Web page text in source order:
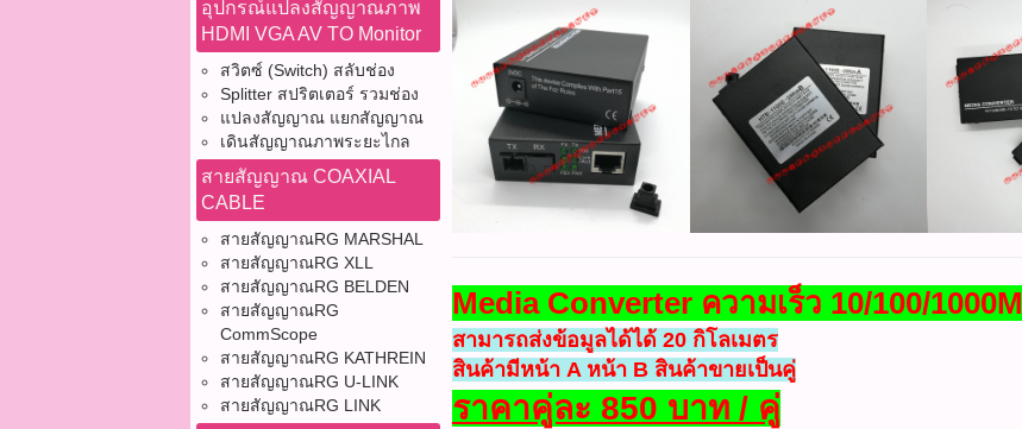
อุปกรณ์แปลงสัญญาณภาพ
HDMI VGA AV TO Monitor
สวิตซ์ (Switch) สลับช่อง
Splitter สปริตเตอร์ รวมช่อง
แปลงสัญญาณ แยกสัญญาณ
เดินสัญญาณภาพระยะไกล
สายสัญญาณ COAXIAL
CABLE
สายสัญญาณRG MARSHAL
สายสัญญาณRG XLL
สายสัญญาณRG BELDEN
สายสัญญาณRG
CommScope
สายสัญญาณRG KATHREIN
สายสัญญาณRG U-LINK
สายสัญญาณRG LINK
Media Converter ความเร็ว 10/100/1000M
สามารถส่งข้อมูลได้ได้ 20 กิโลเมตร
สินค้ามีหน้า A หน้า B สินค้าขายเป็นคู่
ราคาคู่ละ 850 บาท / คู่